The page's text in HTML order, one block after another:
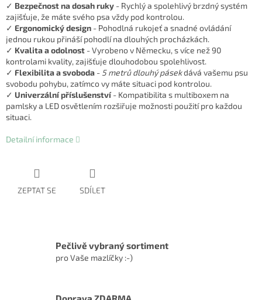
✓ Bezpečnost na dosah ruky - Rychlý a spolehlivý brzdný systém
zajišťuje, že máte svého psa vždy pod kontrolou.
✓ Ergonomický design - Pohodlná rukojeť a snadné ovládání
jednou rukou přináší pohodlí na dlouhých procházkách.
✓ Kvalita a odolnost - Vyrobeno v Německu, s více než 90
kontrolami kvality, zajišťuje dlouhodobou spolehlivost.
✓ Flexibilita a svoboda - 5 metrů dlouhý pásekdává vašemu psu
svobodu pohybu, zatímco vy máte situaci pod kontrolou.
✓ Univerzální příslušenství- Kompatibilita s multiboxem na
pamlsky a LED osvětlením rozšiřuje možnosti použití pro každou
situaci.
Detailní informace
ZEPTAT SE SDÍLET
Pečlivě vybraný sortiment
pro Vaše mazlíčky :-)